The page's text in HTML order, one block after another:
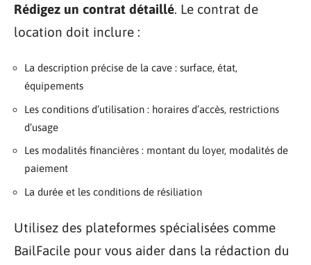
Rédigez un contrat détaillé. Le contrat de
location doit inclure :
La description précise de la cave : surface, état,
équipements
Les conditions d’utilisation : horaires d’accès, restrictions
d’usage
Les modalités financières : montant du loyer, modalités de
paiement
La durée et les conditions de résiliation
Utilisez des plateformes spécialisées comme
BailFacile pour vous aider dans la rédaction du